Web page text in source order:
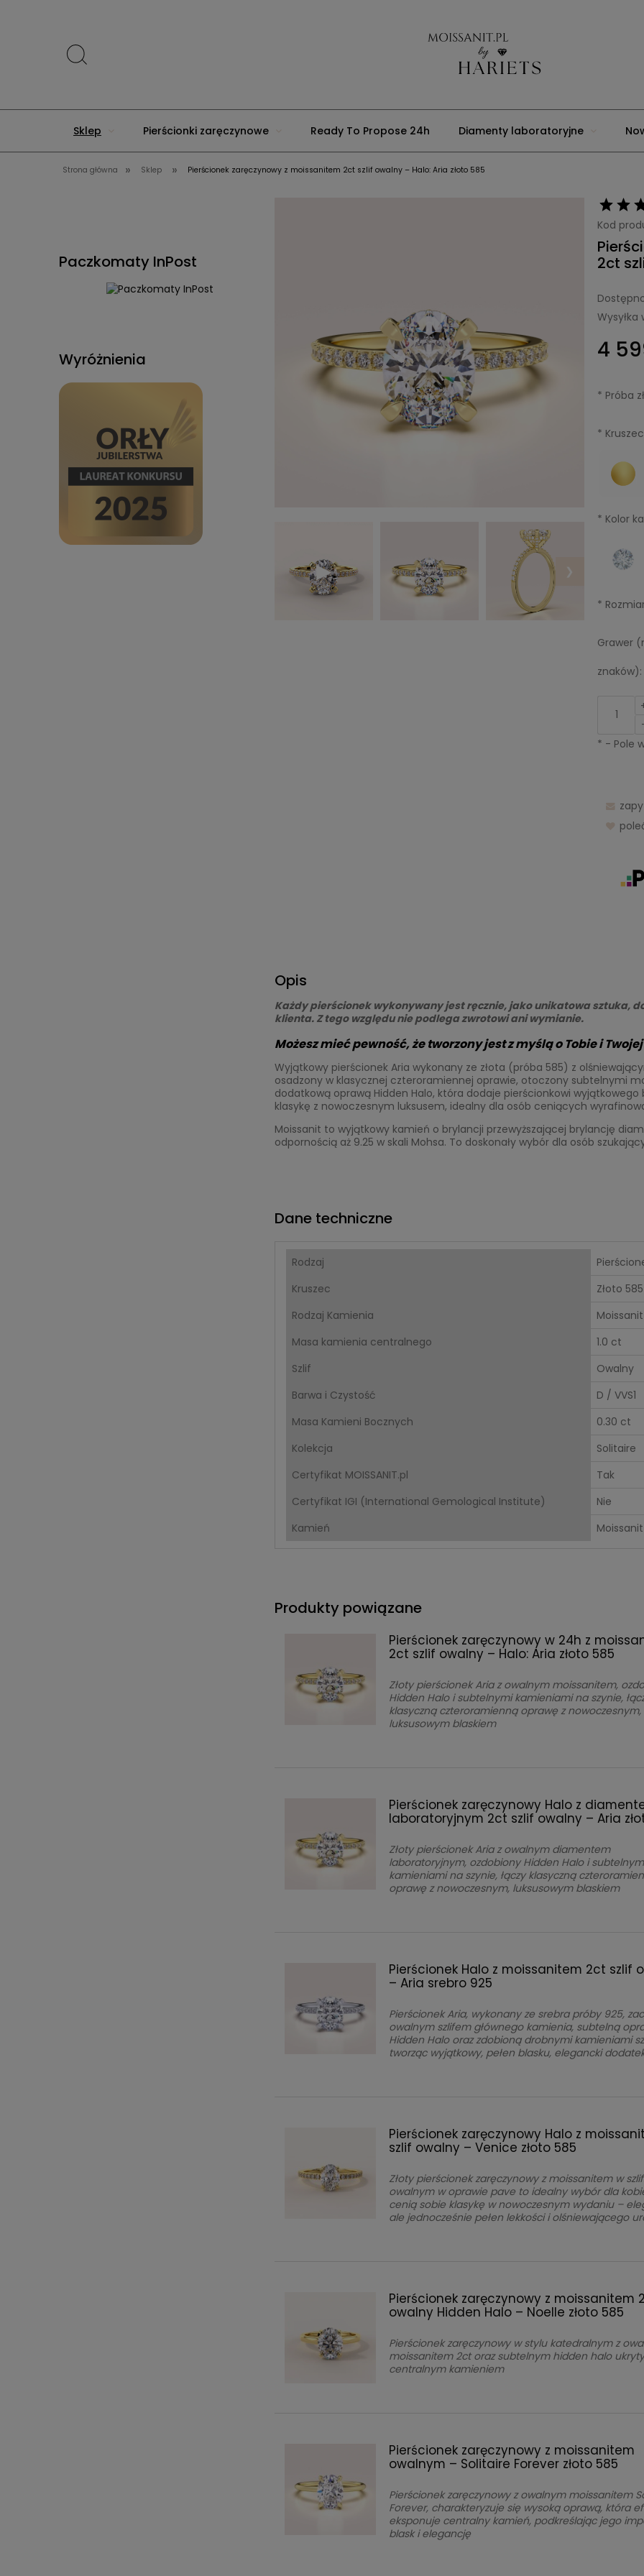
Sklep Pierścionki zaręczynowe Ready To Propose 24h Diamenty laboratoryjne
Menu Złote Rocznice Premium Usługi jubilerskie Strona główna
Strona główna » Sklep » Pierścionek zaręczynowy z moissanitem 2ct szlif owalny – Halo: Aria złoto 585
Paczkomaty InPost
Wyróżnienia
❯
Kod
2ct
Wysyłka
4
* Próba
*
* Kolor
*
Grawer
znaków):
* - Pole
Opis
Każdy pierścionek wykonywany jest ręcznie, jako unikatowa sztuka,
klienta. Z tego względu nie podlega zwrotowi ani wymianie.
Możesz mieć pewność, że tworzony jest z myślą o Tobie i
Wyjątkowy pierścionek Aria wykonany ze złota (próba 585) z
osadzony w klasycznej czteroramiennej oprawie, otoczony subtelnymi
dodatkową oprawą Hidden Halo, która dodaje pierścionkowi wyjątkowego
klasykę z nowoczesnym luksusem, idealny dla osób ceniących
Moissanit to wyjątkowy kamień o brylancji przewyższającej brylancję
odpornością aż 9.25 w skali Mohsa. To doskonały wybór dla osób
Dane techniczne
Rodzaj
Kruszec
Złoto
Rodzaj Kamienia
Moissanit
Masa kamienia centralnego
1.0 ct
Szlif
Owalny
Barwa i Czystość
D / VVS1
Masa Kamieni Bocznych
0.30 ct
Kolekcja
Solitaire
Certyfikat MOISSANIT.pl
Tak
Certyfikat IGI (International Gemological Institute)
Nie
Kamień
Moissanit
Produkty powiązane
Pierścionek zaręczynowy w 24h z
2ct szlif owalny – Halo: Aria złoto 585
Złoty pierścionek Aria z owalnym moissanitem,
Hidden Halo i subtelnymi kamieniami na szynie,
klasyczną czteroramienną oprawę z nowoczesnym,
luksusowym blaskiem
Pierścionek zaręczynowy Halo z
laboratoryjnym 2ct szlif owalny – Aria
Złoty pierścionek Aria z owalnym diamentem
laboratoryjnym, ozdobiony Hidden Halo i
kamieniami na szynie, łączy klasyczną
oprawę z nowoczesnym, luksusowym blaskiem
Pierścionek Halo z moissanitem 2ct szlif
– Aria srebro 925
Pierścionek Aria, wykonany ze srebra próby 925,
owalnym szlifem głównego kamienia, subtelną
Hidden Halo oraz zdobioną drobnymi kamieniami
tworząc wyjątkowy, pełen blasku, elegancki
Pierścionek zaręczynowy Halo z
szlif owalny – Venice złoto 585
Złoty pierścionek zaręczynowy z moissanitem w
owalnym w oprawie pave to idealny wybór dla
cenią sobie klasykę w nowoczesnym wydaniu –
ale jednocześnie pełen lekkości i olśniewającego
Pierścionek zaręczynowy z moissanitem
owalny Hidden Halo – Noelle złoto 585
Pierścionek zaręczynowy w stylu katedralnym z
moissanitem 2ct oraz subtelnym hidden halo
centralnym kamieniem
Pierścionek zaręczynowy z moissanitem
owalnym – Solitaire Forever złoto 585
Pierścionek zaręczynowy z owalnym moissanitem
Forever, charakteryzuje się wysoką oprawą, która
eksponuje centralny kamień, podkreślając jego
blask i elegancję